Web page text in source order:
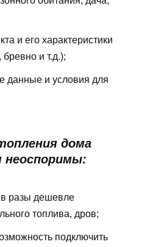
и его характеристики
бревно и т.д.);
данные и условия для
дома
неоспоримы:
в разы дешевле
топлива, дров;
подключить